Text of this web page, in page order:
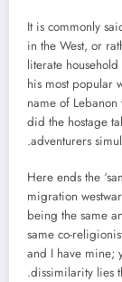
It is commonly
in the West, or
literate
his most popular
name of Lebanon
did the hostage
adventurers
Here ends the
migration
being the same
same co-
and I have mine;
dissimilarity lies